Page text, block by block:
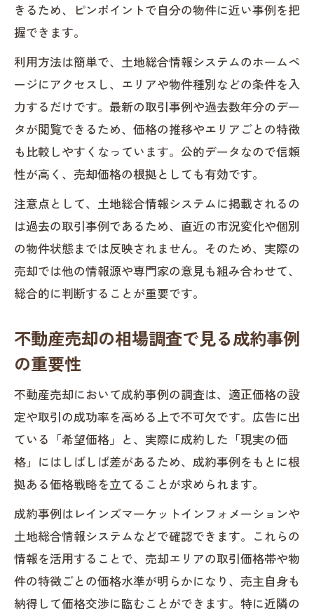
きるため、ピンポイントで自分の物件に近い事例を把
握できます。
利用方法は簡単で、土地総合情報システムのホームペ
ージにアクセスし、エリアや物件種別などの条件を入
力するだけです。最新の取引事例や過去数年分のデー
タが閲覧できるため、価格の推移やエリアごとの特徴
も比較しやすくなっています。公的データなので信頼
性が高く、売却価格の根拠としても有効です。
注意点として、土地総合情報システムに掲載されるの
は過去の取引事例であるため、直近の市況変化や個別
の物件状態までは反映されません。そのため、実際の
売却では他の情報源や専門家の意見も組み合わせて、
総合的に判断することが重要です。
不動産売却の相場調査で見る成約事例
の重要性
不動産売却において成約事例の調査は、適正価格の設
定や取引の成功率を高める上で不可欠です。広告に出
ている「希望価格」と、実際に成約した「現実の価
格」にはしばしば差があるため、成約事例をもとに根
拠ある価格戦略を立てることが求められます。
成約事例はレインズマーケットインフォメーションや
土地総合情報システムなどで確認できます。これらの
情報を活用することで、売却エリアの取引価格帯や物
件の特徴ごとの価格水準が明らかになり、売主自身も
納得して価格交渉に臨むことができます。特に近隣の